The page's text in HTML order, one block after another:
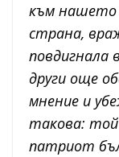
към нашето
страна,
повдигнала
други още
мнение и
такова: той
патриот